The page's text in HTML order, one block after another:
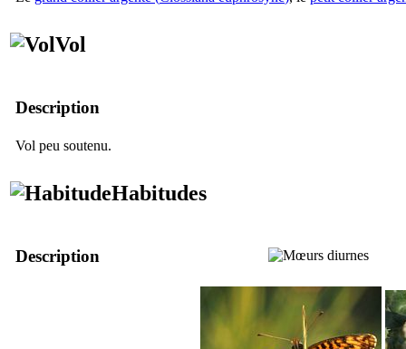
Vol
Description
Vol peu soutenu.
Habitudes
Description